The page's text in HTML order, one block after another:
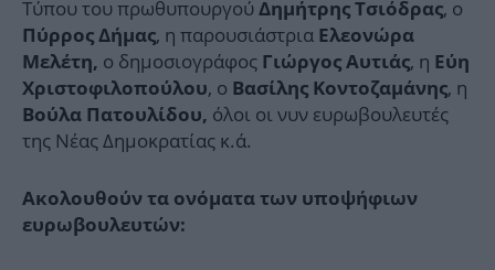
Τύπου του πρωθυπουργού Δημήτρης Τσιόδρας, ο
Πύρρος Δήμας, η παρουσιάστρια Ελεονώρα
Μελέτη, ο δημοσιογράφος Γιώργος Αυτιάς, η Εύη
Χριστοφιλοπούλου, ο Βασίλης Κοντοζαμάνης, η
Βούλα Πατουλίδου, όλοι οι νυν ευρωβουλευτές
της Νέας Δημοκρατίας κ.ά.
Ακολουθούν τα ονόματα των υποψήφιων
ευρωβουλευτών: